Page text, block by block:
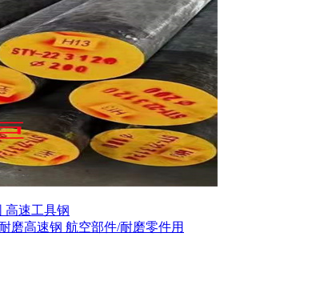
高速工具钢
磨高速钢 航空部件/耐磨零件用